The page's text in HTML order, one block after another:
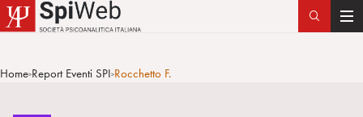
T
Home>Report Eventi SPI>Rocchetto F.